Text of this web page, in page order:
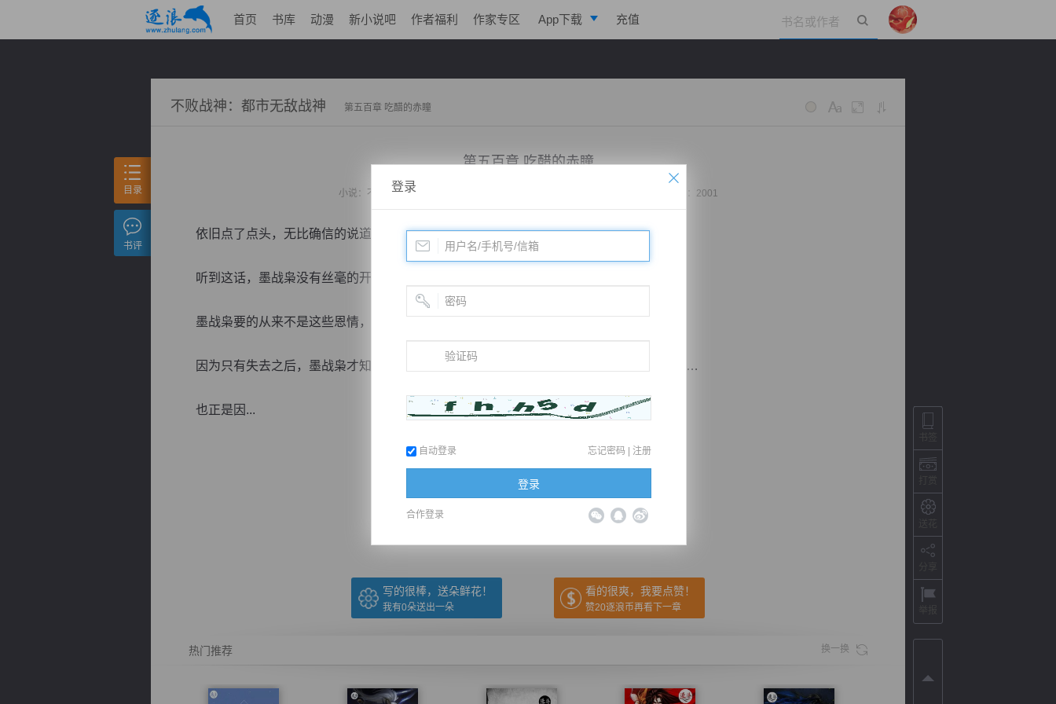
首页 书库 动漫 新小说吧 作者福利 作家专区 App下载 充值
不败战神：都市无敌战神 第五百章 吃醋的赤瞳
第五百章 吃醋的赤瞳
小说： 不败战神：都市无敌战神 更新时间：2020-03-17 07:06 字数：2001
依旧点了点头，无比确信的说道：“我的一切都是你的……早在八年前就是了……”
听到这话，墨战枭没有丝毫的开心，反而攥紧拳头深深的吸了一口气。
墨战枭要的从来不是这些恩情，墨战枭只要她爱他……
因为只有失去之后，墨战枭才知道自己远比想象都要爱她，远比自己想象的要离不开她……
也正是因...
推荐在手机上阅读本书
（← 快捷键 下一章 快捷键→）
写的很棒，送朵鲜花！
我有0朵送出一朵
看的很爽，我要点赞！
赞20逐浪币再看下一章
热门推荐 换一换
目录
书评
登录
自动登录 忘记密码 | 注册
登录
合作登录